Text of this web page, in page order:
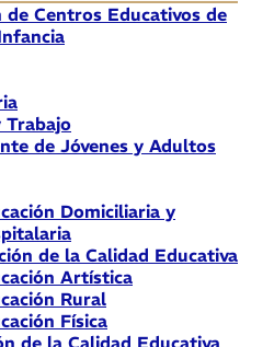
de Centros Educativos de
Trabajo
de Jóvenes y Adultos
Domiciliaria y
de la Calidad Educativa
Artística
Rural
Física
de la Calidad Educativa